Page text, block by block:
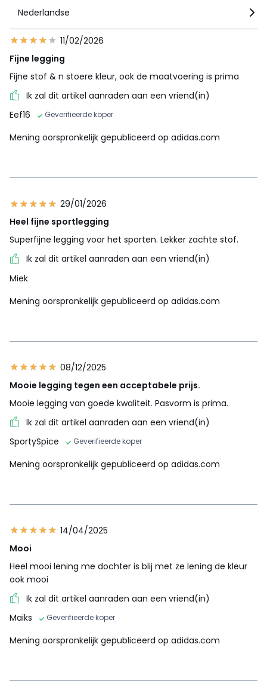
Nederlandse
11/02/2026
Fijne legging
Fijne stof & n stoere kleur, ook de maatvoering is prima
Ik zal dit artikel aanraden aan een vriend(in)
Eef16
Geverifieerde koper
Mening oorspronkelijk gepubliceerd op adidas.com
29/01/2026
Heel fijne sportlegging
Superfijne legging voor het sporten. Lekker zachte stof.
Ik zal dit artikel aanraden aan een vriend(in)
Miek
Mening oorspronkelijk gepubliceerd op adidas.com
08/12/2025
Mooie legging tegen een acceptabele prijs.
Mooie legging van goede kwaliteit. Pasvorm is prima.
Ik zal dit artikel aanraden aan een vriend(in)
SportySpice
Geverifieerde koper
Mening oorspronkelijk gepubliceerd op adidas.com
14/04/2025
Mooi
Heel mooi lening me dochter is blij met ze lening de kleur
ook mooi
Ik zal dit artikel aanraden aan een vriend(in)
Maiks
Geverifieerde koper
Mening oorspronkelijk gepubliceerd op adidas.com